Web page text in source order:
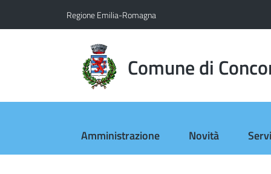
Regione Emilia-Romagna
Comune di
Amministrazione Novità